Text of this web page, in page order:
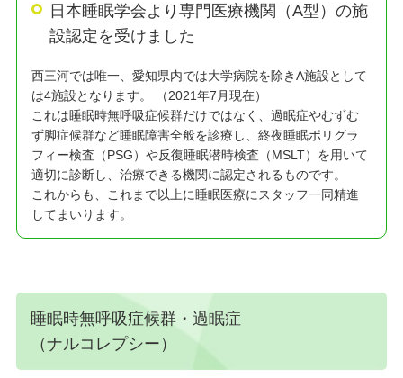
日本睡眠学会より専門医療機関（A型）の施
設認定を受けました
西三河では唯一、愛知県内では大学病院を除きA施設として
は4施設となります。 （2021年7月現在）
これは睡眠時無呼吸症候群だけではなく、過眠症やむずむ
ず脚症候群など睡眠障害全般を診療し、終夜睡眠ポリグラ
フィー検査（PSG）や反復睡眠潜時検査（MSLT）を用いて
適切に診断し、治療できる機関に認定されるものです。
これからも、これまで以上に睡眠医療にスタッフ一同精進
してまいります。
睡眠時無呼吸症候群・過眠症
（ナルコレプシー）